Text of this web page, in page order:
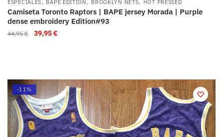
ESPECIALES BAPE EDITION BROOKLYN NETS HOT PRESSED
Camiseta Toronto Raptors | BAPE jersey Morada | Purple
dense embroidery Edition#93
44,95€ 39,95€
-11%